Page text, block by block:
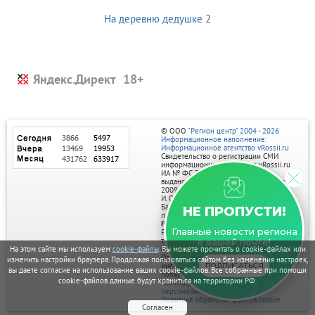
На этом сайте мы используем cookie-файлы. Вы можете прочитать о cookie-файлах или
изменить настройки браузера. Продолжая пользоваться сайтом без изменения настроек,
вы даете согласие на использование ваших cookie-файлов. Все собранные при помощи
cookie-файлов данные будут храниться на территории РФ.
Согласен
На деревню дедушке 2
Яндекс.Директ
НЕ ПРОПУСТИ!
Главные новости региона
в вашей почте!
ПОДПИСАТЬСЯ
© ООО "Регион центр" 2004 - 2026
Информационное наполнение:
Информационное агентство vRossii.ru
Свидетельство о регистрации СМИ
информационного агентства vRossii.ru
ИА № ФС 77‑35502
выдано РОСКОМНАДЗОРом 04 марта
2009г.
И. О. Главного редактора Нарыков А. Н.
Баннеры на портале размещаются на
правах рекламы.
Реклама на портале:
Рекламное агентство "Умный маркетинг"
тел. 7-910-267-70-40,
email: umnyy.marketing@yandex.ru
Отдельные публикации могут содержать
информацию, не предназначенную для
пользователей до 18 лет.
Политика в отношении обработки
персональных данных
Политика обработки файлов cookie